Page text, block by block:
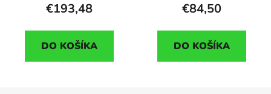
€193,48
DO KOŠÍKA
€84,50
DO KOŠÍKA